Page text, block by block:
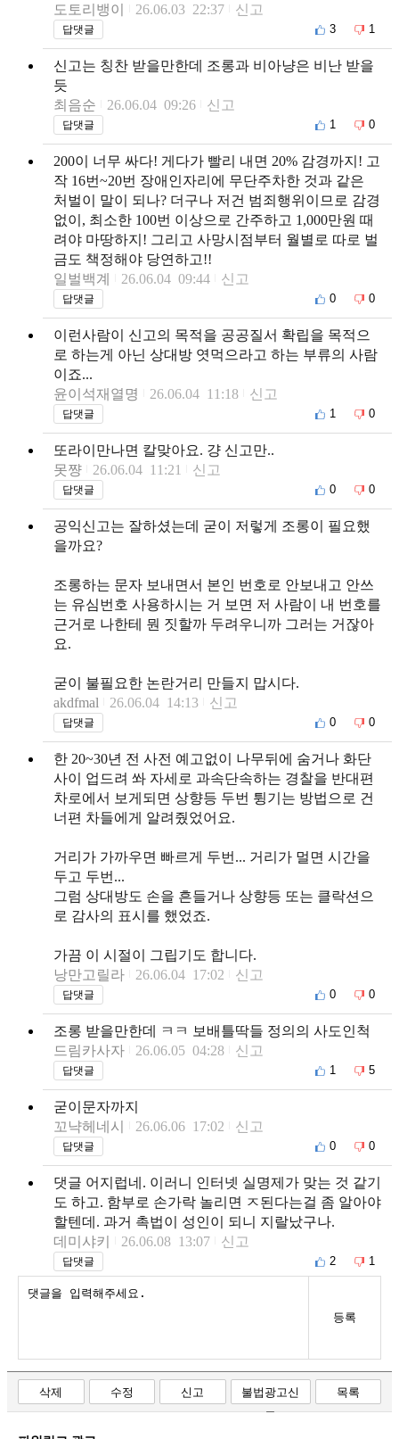
도토리뱅이
26.06.03 22:37 신고
답댓글 3 1
신고는 칭찬 받을만한데 조롱과 비아냥은 비난 받을
듯
최음순
26.06.04 09:26 신고
답댓글 1 0
200이 너무 싸다! 게다가 빨리 내면 20% 감경까지! 고
작 16번~20번 장애인자리에 무단주차한 것과 같은
처벌이 말이 되나? 더구나 저건 범죄행위이므로 감경
없이, 최소한 100번 이상으로 간주하고 1,000만원 때
려야 마땅하지! 그리고 사망시점부터 월별로 따로 벌
금도 책정해야 당연하고!!
일벌백계
26.06.04 09:44 신고
답댓글 0 0
이런사람이 신고의 목적을 공공질서 확립을 목적으
로 하는게 아닌 상대방 엿먹으라고 하는 부류의 사람
이죠...
윤이석재열명
26.06.04 11:18 신고
답댓글 1 0
또라이만나면 칼맞아요. 걍 신고만..
못쨩
26.06.04 11:21 신고
답댓글 0 0
공익신고는 잘하셨는데 굳이 저렇게 조롱이 필요했
을까요?
조롱하는 문자 보내면서 본인 번호로 안보내고 안쓰
는 유심번호 사용하시는 거 보면 저 사람이 내 번호를
근거로 나한테 뭔 짓할까 두려우니까 그러는 거잖아
요.
굳이 불필요한 논란거리 만들지 맙시다.
akdfmal
26.06.04 14:13 신고
답댓글 0 0
한 20~30년 전 사전 예고없이 나무뒤에 숨거나 화단
사이 업드려 쏴 자세로 과속단속하는 경찰을 반대편
차로에서 보게되면 상향등 두번 튕기는 방법으로 건
너편 차들에게 알려줬었어요.
거리가 가까우면 빠르게 두번... 거리가 멀면 시간을
두고 두번...
그럼 상대방도 손을 흔들거나 상향등 또는 클락션으
로 감사의 표시를 했었죠.
가끔 이 시절이 그립기도 합니다.
낭만고릴라
26.06.04 17:02 신고
답댓글 0 0
조롱 받을만한데 ㅋㅋ 보배틀딱들 정의의 사도인척
드림카사자
26.06.05 04:28 신고
답댓글 1 5
굳이문자까지
꼬냑헤네시
26.06.06 17:02 신고
답댓글 0 0
댓글 어지럽네. 이러니 인터넷 실명제가 맞는 것 같기
도 하고. 함부로 손가락 놀리면 ㅈ된다는걸 좀 알아야
할텐데. 과거 촉법이 성인이 되니 지랄났구나.
데미샤키
26.06.08 13:07 신고
답댓글 2 1
등록
삭제 수정 신고
불법광고신
고
목록